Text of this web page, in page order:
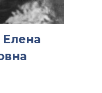
Елена